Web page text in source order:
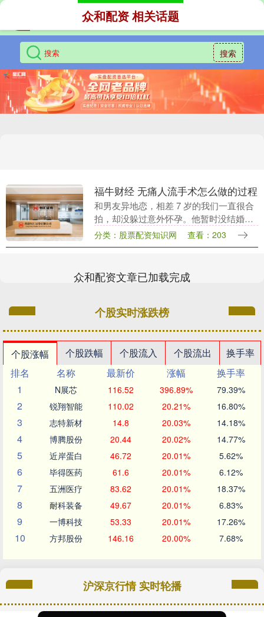
搜索
众和配资 相关话题
福牛财经 无痛人流手术怎么做的过程
和男友异地恋，相差 7 岁的我们一直很合
拍，却没躲过意外怀孕。他暂时没结婚计
划，纠结很久还是决定做人流。 进手术室
时我特别紧张，医生轻声安慰我别慌，接
分类：股票配资知识网 查看：203
众和配资文章已加载完成
个股实时涨跌榜
个股涨幅 个股跌幅 个股流入 个股流出
换手率
排名
名称 最新价 涨幅
换手率
1
N展芯 116.52 396.89% 79.39%
2 锐翔智能 110.02 20.21% 16.80%
3 志特新材 14.8 20.03% 14.18%
4 博腾股份 20.44 20.02% 14.77%
5 近岸蛋白 46.72 20.01% 5.62%
6 毕得医药 61.6 20.01% 6.12%
7 五洲医疗 83.62 20.01% 18.37%
8 耐科装备 49.67 20.01% 6.83%
9 一博科技 53.33 20.01% 17.26%
10 方邦股份 146.16 20.00% 7.68%
沪深京行情 实时轮播